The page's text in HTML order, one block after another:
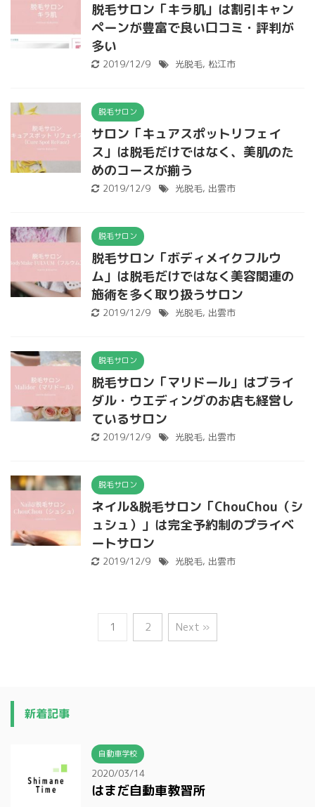
脱毛サロン「キラ肌」は割引キャン
ペーンが豊富で良い口コミ・評判が
多い
2019/12/9 光脱毛, 松江市
脱毛サロン
サロン「キュアスポットリフェイ
ス」は脱毛だけではなく、美肌のた
めのコースが揃う
2019/12/9 光脱毛, 出雲市
脱毛サロン
脱毛サロン「ボディメイクフルウ
ム」は脱毛だけではなく美容関連の
施術を多く取り扱うサロン
2019/12/9 光脱毛, 出雲市
脱毛サロン
脱毛サロン「マリドール」はブライ
ダル・ウエディングのお店も経営し
ているサロン
2019/12/9 光脱毛, 出雲市
脱毛サロン
ネイル&脱毛サロン「ChouChou（シ
ュシュ）」は完全予約制のプライベ
ートサロン
2019/12/9 光脱毛, 出雲市
1 2 Next »
新着記事
自動車学校
2020/03/14
はまだ自動車教習所